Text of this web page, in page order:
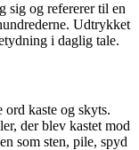
sig og refererer til en
Udtrykket
i daglig tale.
ord kaste og skyts.
der blev kastet mod
som sten, pile, spyd